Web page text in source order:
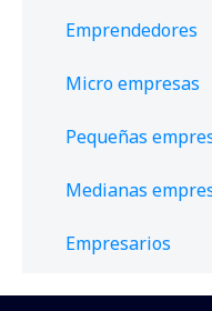
Emprendedores
Micro empresas
Pequeñas
Medianas
Empresarios